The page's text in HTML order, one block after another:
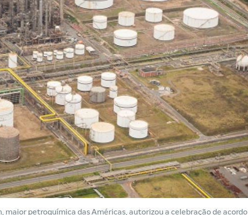
maior petroquímica das Américas, autorizou a celebração de acordo